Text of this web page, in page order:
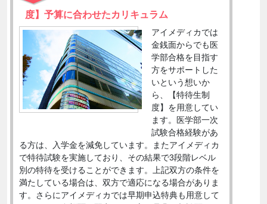
度】予算に合わせたカリキュラム
アイメディカでは
金銭面からでも医
学部合格を目指す
方をサポートした
いという想いか
ら、【特待生制
度】を用意してい
ます。医学部一次
試験合格経験があ
る方は、入学金を減免しています。またアイメディカ
で特待試験を実施しており、その結果で3段階レベル
別の特待を受けることができます。上記双方の条件を
満たしている場合は、双方で適応になる場合がありま
す。さらにアイメディカでは早期申込特典も用意して